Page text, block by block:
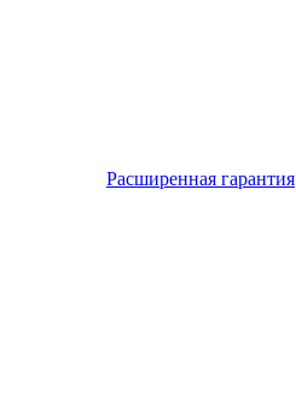
Расширенная гарантия